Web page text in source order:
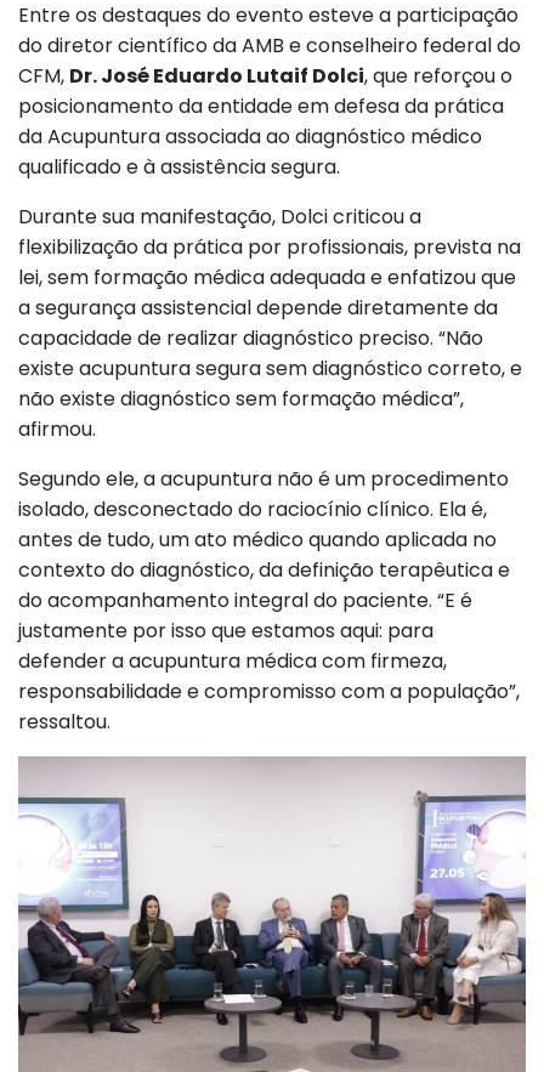
Entre os destaques do evento esteve a participação
do diretor científico da AMB e conselheiro federal do
CFM, Dr. José Eduardo Lutaif Dolci, que reforçou o
posicionamento da entidade em defesa da prática
da Acupuntura associada ao diagnóstico médico
qualificado e à assistência segura.
Durante sua manifestação, Dolci criticou a
flexibilização da prática por profissionais, prevista na
lei, sem formação médica adequada e enfatizou que
a segurança assistencial depende diretamente da
capacidade de realizar diagnóstico preciso. “Não
existe acupuntura segura sem diagnóstico correto, e
não existe diagnóstico sem formação médica”,
afirmou.
Segundo ele, a acupuntura não é um procedimento
isolado, desconectado do raciocínio clínico. Ela é,
antes de tudo, um ato médico quando aplicada no
contexto do diagnóstico, da definição terapêutica e
do acompanhamento integral do paciente. “E é
justamente por isso que estamos aqui: para
defender a acupuntura médica com firmeza,
responsabilidade e compromisso com a população”,
ressaltou.